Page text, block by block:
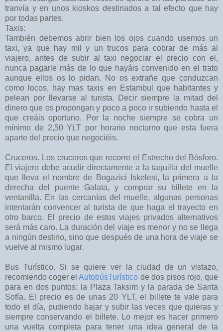
tranvía y en unos kioskos destinados a tal efecto que hay
por todas partes.
Taxis:
También debemos abrir bien los ojos cuando usemos un
taxi, ya que hay mil y un trucos para cobrar de más al
viajero, antes de subir al taxi negociar el precio con el,
nunca pagarle más de lo que hayáis convenido en el trato
aunque ellos os lo pidan. No os extrañe que conduzcan
como locos, hay mas taxis en Estambul que habitantes y
pelean por llevarse al turista. Decir siempre la mitad del
dinero que os propongan y poco a poco ir subiendo hasta el
que creáis oportuno. Por la noche siempre se cobra un
mínimo de 2,50 YLT por horario nocturno que esta fuera
aparte del precio que negociéis.
Cruceros. Los cruceros que recorre el Estrecho del Bósforo.
El viajero debe acudir directamente a la taquilla del muelle
que lleva el nombre de Bogazici Iskelesi, la primera a la
derecha del puente Galata, y comprar su billete en la
ventanilla. En las cercanías del muelle, algunas personas
intentarán convencer al turista de que haga el trayecto en
otro barco. El precio de estos viajes privados alternativos
será más caro. La duración del viaje es menor y no se llega
a ningún destino, sino que después de una hora de viaje se
vuelve al mismo lugar.
Bus Turístico. Si se quiere ver la ciudad de un vistazo,
recomiendo coger elAutobúsTurístico de dos pisos rojo, que
para en dos puntos: la Plaza Taksim y la parada de Santa
Sofía. El precio es de unas 20 YLT, el billete te vale para
todo el día, pudiendo bajar y subir las veces que quieras y
siempre conservando el billete. Lo mejor es hacer primero
una vuelta completa para tener una idea general de la